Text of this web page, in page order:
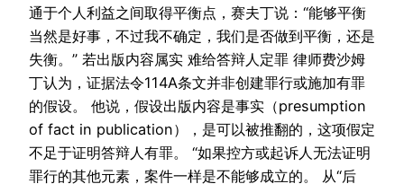
通于个人利益之间取得平衡点，赛夫丁说：“能够平衡
当然是好事，不过我不确定，我们是否做到平衡，还是
失衡。” 若出版内容属实 难给答辩人定罪 律师费沙姆
丁认为，证据法令114A条文并非创建罪行或施加有罪
的假设。 他说，假设出版内容是事实（presumption
of fact in publication），是可以被推翻的，这项假定
不足于证明答辩人有罪。 “如果控方或起诉人无法证明
罪行的其他元素，案件一样是不能够成立的。 从“后